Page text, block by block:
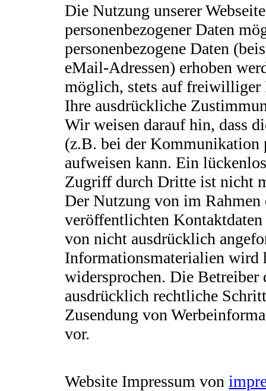
Die Nutzung unserer
personenbezogener Daten
personenbezogene Daten
eMail-Adressen) erhoben
möglich, stets auf freiwilliger
Ihre ausdrückliche
Wir weisen darauf hin, dass
(z.B. bei der
aufweisen kann. Ein
Zugriff durch Dritte ist nicht
Der Nutzung von im
veröffentlichten
von nicht ausdrücklich
Informationsmaterialien wird
widersprochen. Die Betreiber
ausdrücklich rechtliche
Zusendung von
vor.
Website Impressum von